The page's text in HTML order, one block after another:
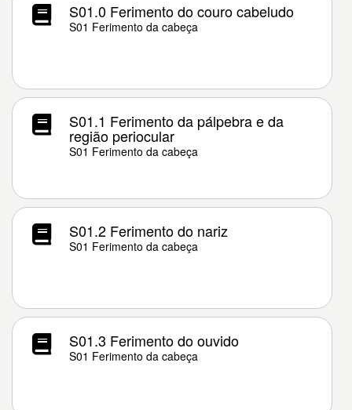
S01.0 Ferimento do couro cabeludo
S01 Ferimento da cabeça
S01.1 Ferimento da pálpebra e da
região periocular
S01 Ferimento da cabeça
S01.2 Ferimento do nariz
S01 Ferimento da cabeça
S01.3 Ferimento do ouvido
S01 Ferimento da cabeça